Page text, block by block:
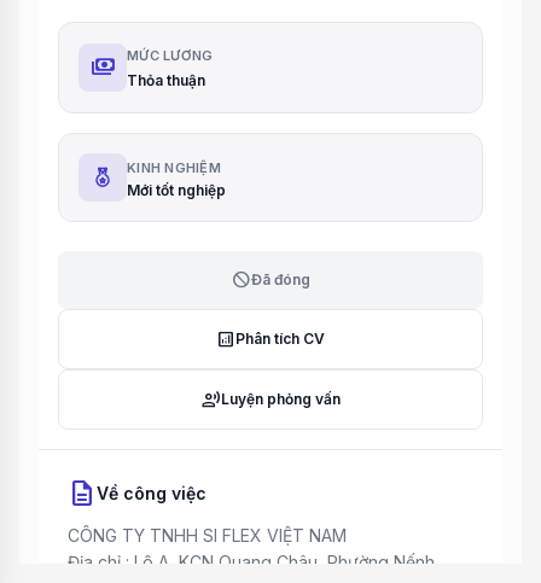
payments MỨC LƯƠNG
Thỏa thuận
KINH NGHIỆM
Mới tốt nghiệp
blockĐã đóng
analytics Phân tích CV
record_voice_overLuyện phỏng vấn
description Về công việc
CÔNG TY TNHH SI FLEX VIỆT NAM
Địa chỉ : Lô A, KCN Quang Châu, Phường Nếnh,